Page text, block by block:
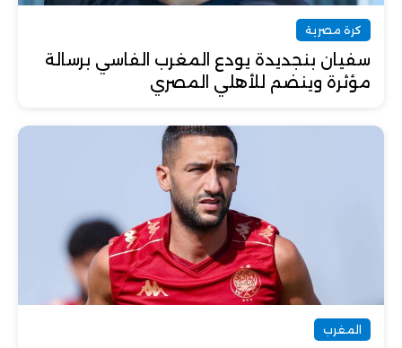
كرة مصرية
سفيان بنجديدة يودع المغرب الفاسي برسالة
مؤثرة وينضم للأهلي المصري
المغرب